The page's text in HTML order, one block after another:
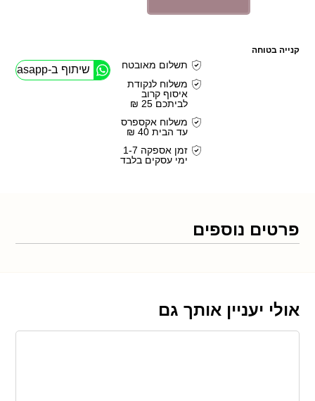
קנייה בטוחה
תשלום מאובטח
משלוח לנקודת
איסוף קרוב
לביתכם 25 ₪
משלוח אקספרס
עד הבית 40 ₪
זמן אספקה 1-7
ימי עסקים בלבד
שיתוף ב-Whasapp
פרטים נוספים
אולי יעניין אותך גם